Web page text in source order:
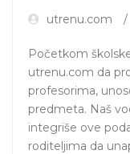
utrenu.com
Početkom
utrenu.com da
profesorima,
predmeta. Naš
integriše ove
roditeljima da